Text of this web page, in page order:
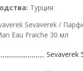
Турция
Sevaverek /
Eau Fraiche 30 мл
Sevaverek